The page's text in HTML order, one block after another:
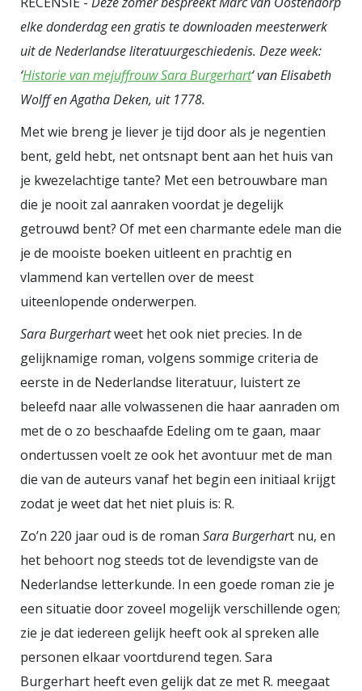
we dat ook gelijk gehad:Lof der
botheidis een bundel
ongepubliceerde lezingen en in
ontoegankelijke tijdschriften
gepubliceerde artikelen. Weliswaar
zijn er voldoende terugkerende
motieven om het geheel meer te
maken dan de som der delen, maar
de waarheid gebiedt te zeggen dat
het soms een wat onaffe indruk
maakt. Zo is er een hoofdstuk dat
zou moeten gaan over de
memoires van Jan Francken, de
knecht van Johan van
Oldenbarnevelt, maar in feite gaat
over de carrière en ondergang van
die laatste. Juist als je denkt "mooi,
ik begrijp de context, nu wil ik
weten wat die Francken te melden
heeft over de raadspensionaris",
breekt het hoofdstuk af. Uit de
verantwoording blijkt dan dat het
de inleiding is geweest bij Thomas
Rosenbooms hertaling van
Franckens herinneringen aan Van
Oldenbarnevelt.
elke donderdag een gratis te downloaden meesterwerk
uit de Nederlandse literatuurgeschiedenis. Deze week:
‘Historie van mejuffrouw Sara Burgerhart‘van Elisabeth
Wolff en Agatha Deken, uit 1778.
Met wie breng je liever je tijd door als je negentien
bent, geld hebt, net ontsnapt bent aan het huis van
je kwezelachtige tante? Met een betrouwbare man
die je nooit zal aanraken voordat je degelijk
getrouwd bent? Of met een charmante edele man die
je de mooiste boeken uitleent en prachtig en
vlammend kan vertellen over de meest
uiteenlopende onderwerpen.
Sara Burgerhartweet het ook niet precies. In de
gelijknamige roman, volgens sommige criteria de
eerste in de Nederlandse literatuur, luistert ze
beleefd naar alle volwassenen die haar aanraden om
met de o zo beschaafde Edeling om te gaan, maar
ondertussen voelt ze ook het avontuur met de man
die van de auteurs vanaf het begin een initiaal krijgt
zodat je weet dat het niet pluis is: R.
Zo’n 220 jaar oud is de roman Sara Burgerhart nu, en
het behoort nog steeds tot de levendigste van de
Nederlandse letterkunde. In een goede roman zie je
een situatie door zoveel mogelijk verschillende ogen;
zie je dat iedereen gelijk heeft ook al spreken alle
personen elkaar voortdurend tegen. Sara
Burgerhart heeft even gelijk dat ze met R. meegaat